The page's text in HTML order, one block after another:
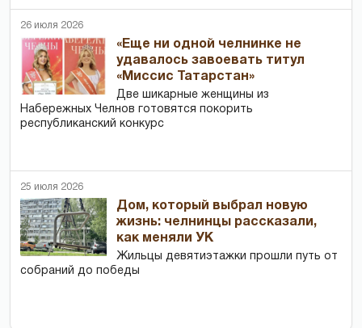
26 июля 2026
«Еще ни одной челнинке не
удавалось завоевать титул
«Миссис Татарстан»
Две шикарные женщины из
Набережных Челнов готовятся покорить
республиканский конкурс
25 июля 2026
Дом, который выбрал новую
жизнь: челнинцы рассказали,
как меняли УК
Жильцы девятиэтажки прошли путь от
собраний до победы